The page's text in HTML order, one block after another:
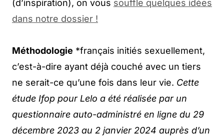
(d’inspiration), on vous souffle quelques idées
dans notre dossier !
Méthodologie *français initiés sexuellement,
c’est-à-dire ayant déjà couché avec un tiers
ne serait-ce qu’une fois dans leur vie. Cette
étude Ifop pour Lelo a été réalisée par un
questionnaire auto-administré en ligne du 29
décembre 2023 au 2 janvier 2024 auprès d’un